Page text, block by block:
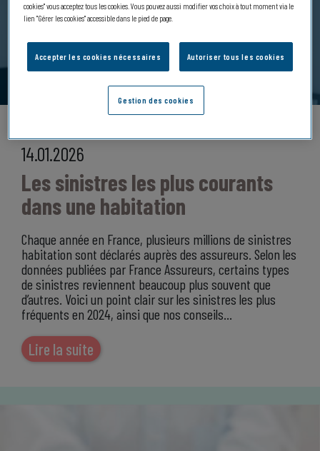
14.01.2026
Les sinistres les plus courants
dans une habitation
Chaque année en France, plusieurs millions de sinistres
habitation sont déclarés auprès des assureurs. Selon les
données publiées par France Assureurs, certains types
de sinistres reviennent beaucoup plus souvent que
d’autres. Voici un point clair sur les sinistres les plus
fréquents en 2024, ainsi que nos conseils…
Lire la suite
cookies" vous acceptez tous les cookies. Vous pouvez aussi modifier vos choix à tout moment via le
lien "Gérer les cookies" accessible dans le pied de page.
Accepter les cookies nécessaires Autoriser tous les cookies
Gestion des cookies